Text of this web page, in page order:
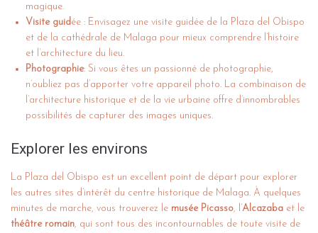
magique.
Visite guid ée : Envisagez une visite guidée de la Plaza del Obispo
et de la cathédrale de Malaga pour mieux comprendre l’histoire
et l’architecture du lieu.
Photographie: Si vous êtes un passionné de photographie,
n’oubliez pas d’apporter votre appareil photo. La combinaison de
l’architecture historique et de la vie urbaine offre d’innombrables
possibilités de capturer des images uniques.
Explorer les environs
La Plaza del Obispo est un excellent point de départ pour explorer
les autres sites d’intérêt du centre historique de Malaga. À quelques
minutes de marche, vous trouverez le musée Picasso, l’Alcazaba et le
théâtre romain, qui sont tous des incontournables de toute visite de